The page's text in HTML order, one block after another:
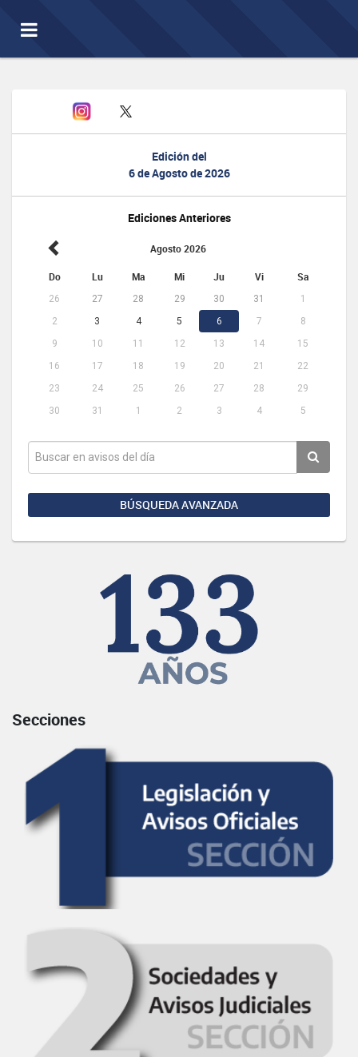
Toggle
navigation
Edición del
6 de Agosto de 2026
Ediciones Anteriores
Agosto 2026
Do Lu Ma Mi Ju Vi Sa
26 27 28 29 30 31
1
2
3 4 5 6 7
8
9
10 11 12 13 14
15
16
17 18 19 20 21
22
23
24 25 26 27 28
29
30
31 1 2 3 4 5
BÚSQUEDA AVANZADA
Secciones